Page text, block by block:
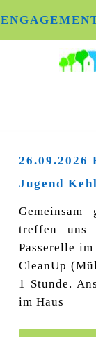
26.09.2026
Jugend
treffen uns
Passerelle
CleanUp
1 Stunde.
im Haus